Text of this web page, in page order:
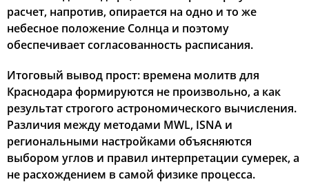
расчет, напротив, опирается на одно и то же
небесное положение Солнца и поэтому
обеспечивает согласованность расписания.
Итоговый вывод прост: времена молитв для
Краснодара формируются не произвольно, а как
результат строгого астрономического вычисления.
Различия между методами MWL, ISNA и
региональными настройками объясняются
выбором углов и правил интерпретации сумерек, а
не расхождением в самой физике процесса.